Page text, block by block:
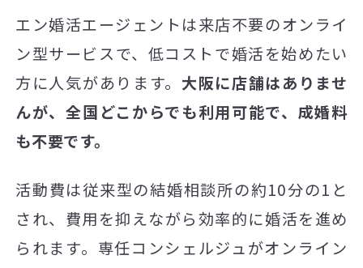
エン婚活エージェントは来店不要のオンライ
ン型サービスで、低コストで婚活を始めたい
方に人気があります。 大阪に店舗はありませ
んが、全国どこからでも利用可能で、成婚料
も不要です。
活動費は従来型の結婚相談所の約10分の1と
され、費用を抑えながら効率的に婚活を進め
られます。専任コンシェルジュがオンライン